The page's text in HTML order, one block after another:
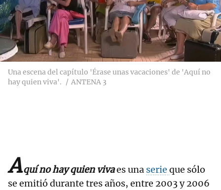
Una escena del capítulo 'Érase unas vacaciones' de 'Aquí no
hay quien viva'.
ANTENA 3
Aquí no hay quien vivaes una serie que sólo
se emitió durante tres años, entre 2003 y 2006